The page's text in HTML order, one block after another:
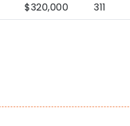
$320,000 311